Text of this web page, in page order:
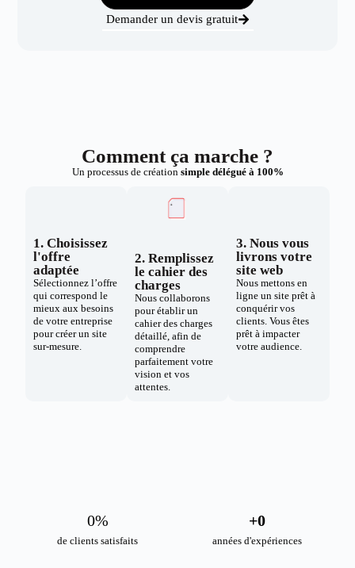
Demander un devis gratuit
Comment ça marche ?
Un processus de création simple délégué à 100%
1. Choisissez
l'offre
adaptée
Sélectionnez l’offre
qui correspond le
mieux aux besoins
de votre entreprise
pour créer un site
sur-mesure.
2. Remplissez
le cahier des
charges
Nous collaborons
pour établir un
cahier des charges
détaillé, afin de
comprendre
parfaitement votre
vision et vos
attentes.
3. Nous vous
livrons votre
site web
Nous mettons en
ligne un site prêt à
conquérir vos
clients. Vous êtes
prêt à impacter
votre audience.
de clients satisfaits
0%
années d'expériences
+0